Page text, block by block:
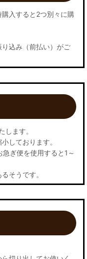
入すると2つ別々に購
込み（前払い）がご
します。
しております。
ぎ便を使用すると1～
そうです。